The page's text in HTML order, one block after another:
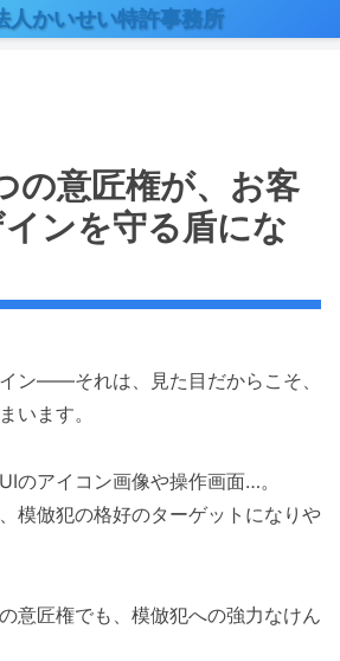
人かいせい特許事務所
の意匠権が、お客
ンを守る盾にな
ン——それは、見た目だからこそ、
います。
のアイコン画像や操作画面…。
模倣犯の格好のターゲットになりや
意匠権でも、模倣犯への強力なけん